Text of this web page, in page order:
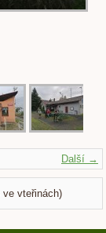
Další →
ve vteřinách)